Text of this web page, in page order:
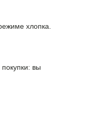
хлопка.
вы